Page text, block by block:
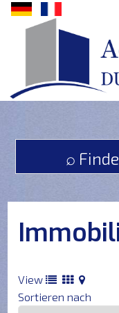
Kontaktieren
telefonisch:
242
per
E-
⌕
View
Sortieren nach